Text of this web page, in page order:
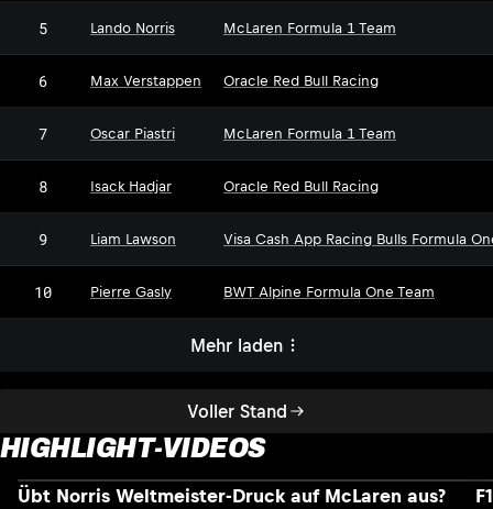
Voller Stand
5 Lando Norris McLaren Formula 1 Team
6 Max Verstappen Oracle Red Bull Racing
7 Oscar Piastri McLaren Formula 1 Team
8 Isack Hadjar Oracle Red Bull Racing
9 Liam Lawson Visa Cash App Racing Bulls Formula
10 Pierre Gasly BWT Alpine Formula One Team
Mehr laden
HIGHLIGHT-VIDEOS
Übt Norris Weltmeister-Druck auf McLaren aus?